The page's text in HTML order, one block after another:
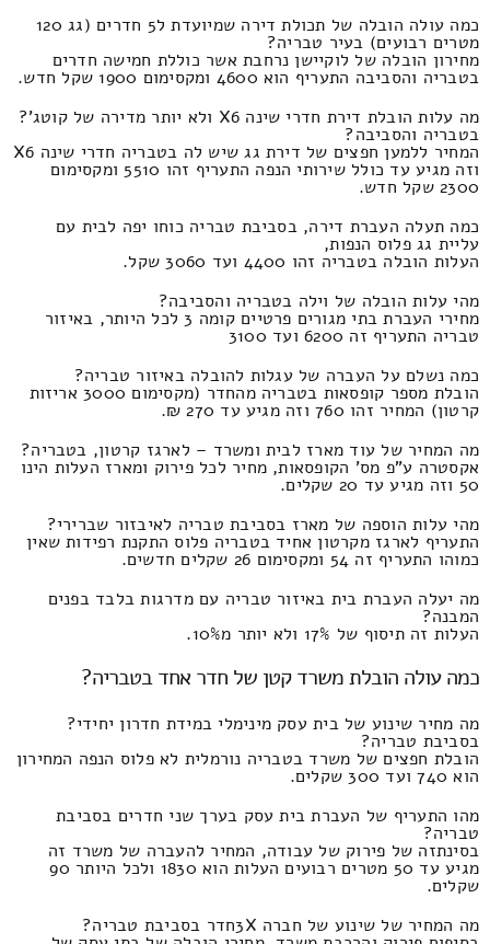
כמה עולה הובלה של תכולת דירה שמיועדת ל5 חדרים (גג 120
מטרים רבועים) בעיר טבריה?
מחירון הובלה של לוקיישן נרחבת אשר כוללת חמישה חדרים
בטבריה והסביבה התעריף הוא 4600 ומקסימום 1900 שקל חדש.
מה עלות הובלת דירת חדרי שינה X6 ולא יותר מדירה של קוטג'?
בטבריה והסביבה?
המחיר ללמען חפצים של דירת גג שיש לה בטבריה חדרי שינה X6
וזה מגיע עד כולל שירותי הנפה התעריף זהו 5510 ומקסימום
2300 שקל חדש.
כמה תעלה העברת דירה, בסביבת טבריה כוחו יפה לבית עם
עליית גג פלוס הנפות,
העלות הובלה בטבריה זהו 4400 ועד 3060 שקל.
מהי עלות הובלה של וילה בטבריה והסביבה?
מחירי העברת בתי מגורים פרטיים קומה 3 לכל היותר, באיזור
טבריה התעריף זה 6200 ועד 3100
כמה נשלם על העברה של עגלות להובלה באיזור טבריה?
הובלת מספר קופסאות בטבריה מהחדר (מקסימום 3000 אריזות
קרטון) המחיר זהו 760 וזה מגיע עד 270 ₪.
מה המחיר של עוד מארז לבית ומשרד – לארגז קרטון, בטבריה?
אקסטרה ע"פ מס' הקופסאות, מחיר לכל פירוק ומארז העלות הינו
50 וזה מגיע עד 20 שקלים.
מהי עלות הוספה של מארז בסביבת טבריה לאיבזור שברירי?
התעריף לארגז מקרטון אחיד בטבריה פלוס התקנת רפידות שאין
כמוהו התעריף זה 54 ומקסימום 26 שקלים חדשים.
מה יעלה העברת בית באיזור טבריה עם מדרגות בלבד בפנים
המבנה?
העלות זה תיסוף של 17% ולא יותר מ10%.
כמה עולה הובלת משרד קטן של חדר אחד בטבריה?
מה מחיר שינוע של בית עסק מינימלי במידת חדרון יחידי?
בסביבת טבריה?
הובלת חפצים של משרד בטבריה נורמלית לא פלוס הנפה המחירון
הוא 740 ועד 300 שקלים.
מהו התעריף של העברת בית עסק בערך שני חדרים בסביבת
טבריה?
בסינתזה של פירוק של עבודה, המחיר להעברה של משרד זה
מגיע עד 50 מטרים רבועים העלות הוא 1830 ולכל היותר 90
שקלים.
מה המחיר של שינוע של חברה 3Xחדר בסביבת טבריה?